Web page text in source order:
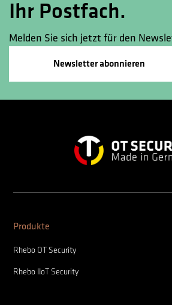
Ihr Postfach.
Melden Sie sich jetzt für den
Newsletter abonnieren
Produkte
Rhebo OT Security
Rhebo IIoT Security